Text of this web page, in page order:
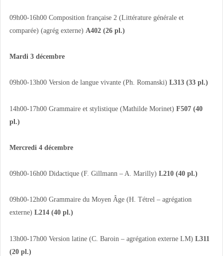
09h00-16h00 Composition française 2 (Littérature générale et
comparée) (agrég externe) A402 (26 pl.)
Mardi 3 décembre
09h00-13h00 Version de langue vivante (Ph. Romanski) L313 (33 pl.)
14h00-17h00 Grammaire et stylistique (Mathilde Morinet) F507 (40
pl.)
Mercredi 4 décembre
09h00-16h00 Didactique (F. Gillmann – A. Marilly) L210 (40 pl.)
09h00-12h00 Grammaire du Moyen Âge (H. Tétrel – agrégation
externe) L214 (40 pl.)
13h00-17h00 Version latine (C. Baroin – agrégation externe LM) L311
(20 pl.)